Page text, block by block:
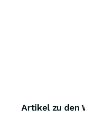
Artikel zu den